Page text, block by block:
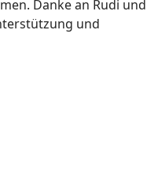
Danke an Rudi und
und